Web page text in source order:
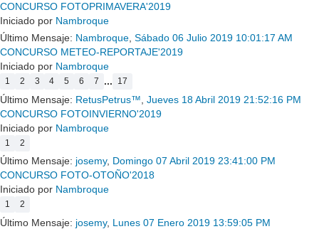
CONCURSO FOTOPRIMAVERA'2019
Iniciado por Nambroque
Último Mensaje: Nambroque Sábado 06 Julio 2019 10:01:17 AM
CONCURSO METEO-REPORTAJE'2019
Iniciado por Nambroque
1 2 3 4 5 6 7 ... 17
Último Mensaje: RetusPetrus™ Jueves 18 Abril 2019 21:52:16 PM
CONCURSO FOTOINVIERNO'2019
Iniciado por Nambroque
1 2
Último Mensaje: josemy, Domingo 07 Abril 2019 23:41:00 PM
CONCURSO FOTO-OTOÑO'2018
Iniciado por Nambroque
1 2
Último Mensaje: josemy, Lunes 07 Enero 2019 13:59:05 PM